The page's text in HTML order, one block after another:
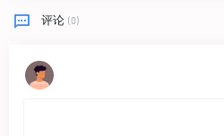
评论 (0)